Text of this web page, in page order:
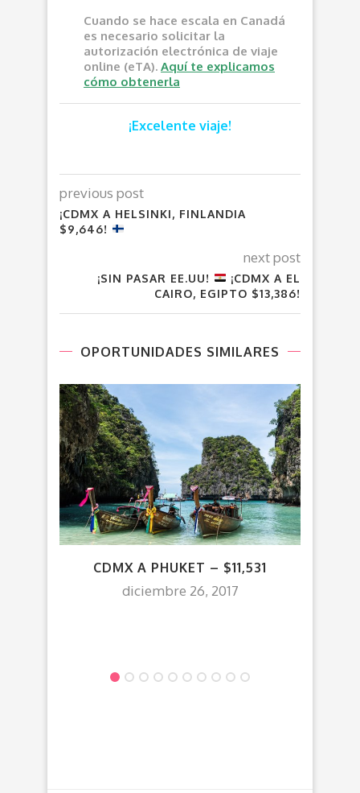
Cuando se hace escala en Canadá
es necesario solicitar la
autorización electrónica de viaje
online (eTA). Aquí te explicamos
cómo obtenerla
¡Excelente viaje!
previous post
¡CDMX A HELSINKI, FINLANDIA
$9,646!
next post
¡SIN PASAR EE.UU!
¡CDMX A EL
CAIRO, EGIPTO $13,386!
OPORTUNIDADES SIMILARES
CDMX A PHUKET – $11,531
diciembre 26, 2017